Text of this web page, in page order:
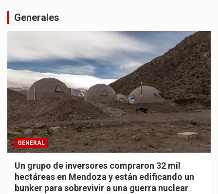
Generales
GENERAL
Un grupo de inversores compraron 32 mil
hectáreas en Mendoza y están edificando un
bunker para sobrevivir a una guerra nuclear